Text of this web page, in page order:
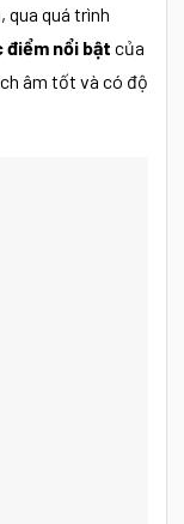
qua quá trình
điểm nổi bật của
âm tốt và có độ